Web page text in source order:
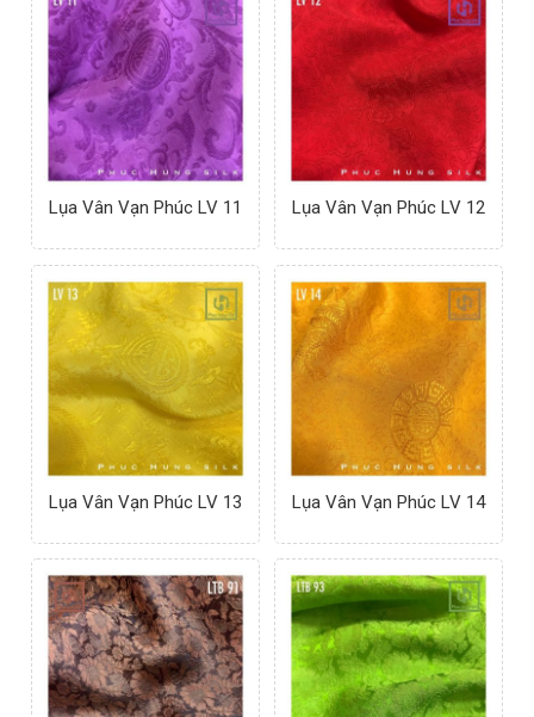
Lụa Vân Vạn Phúc LV 11 Lụa Vân Vạn Phúc LV 12
Lụa Vân Vạn Phúc LV 13 Lụa Vân Vạn Phúc LV 14